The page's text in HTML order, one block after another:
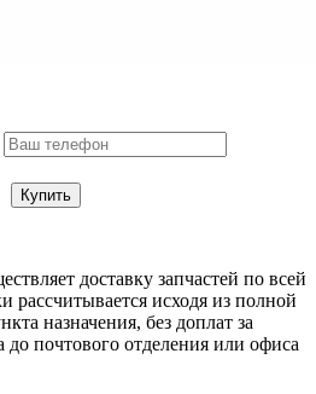
доставку запчастей по всей
рассчитывается исходя из полной
назначения, без доплат за
до почтового отделения или офиса